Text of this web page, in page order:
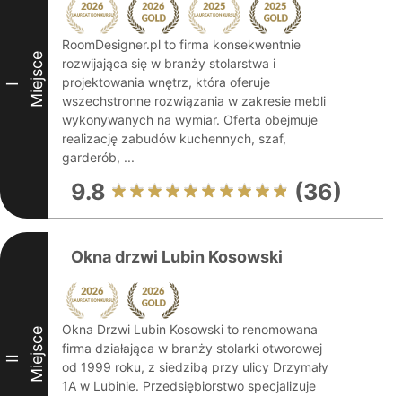
I Miejsce
RoomDesigner.pl to firma konsekwentnie
rozwijająca się w branży stolarstwa i
projektowania wnętrz, która oferuje
wszechstronne rozwiązania w zakresie mebli
wykonywanych na wymiar. Oferta obejmuje
realizację zabudów kuchennych, szaf,
garderób, ...
9.8 (36)
II Miejsce
Okna drzwi Lubin Kosowski
Okna Drzwi Lubin Kosowski to renomowana
firma działająca w branży stolarki otworowej
od 1999 roku, z siedzibą przy ulicy Drzymały
1A w Lubinie. Przedsiębiorstwo specjalizuje